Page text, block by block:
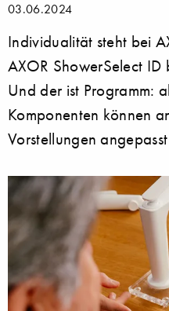
03.06.2024
Individualität steht bei
AXOR ShowerSelect ID
Und der ist Programm:
Komponenten können
Vorstellungen